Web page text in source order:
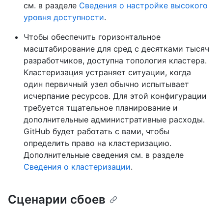
см. в разделе Сведения о настройке высокого
уровня доступности.
Чтобы обеспечить горизонтальное
масштабирование для сред с десятками тысяч
разработчиков, доступна топология кластера.
Кластеризация устраняет ситуации, когда
один первичный узел обычно испытывает
исчерпание ресурсов. Для этой конфигурации
требуется тщательное планирование и
дополнительные административные расходы.
GitHub будет работать с вами, чтобы
определить право на кластеризацию.
Дополнительные сведения см. в разделе
Сведения о кластеризации.
Сценарии сбоев